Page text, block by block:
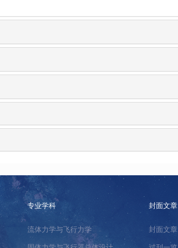
专业学科
流体力学与飞行力学
封面文章
封面文章